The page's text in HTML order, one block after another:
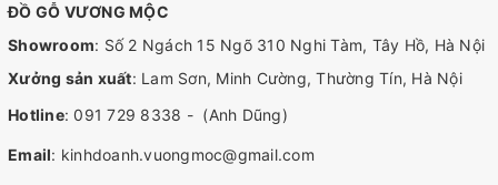
ĐỒ GỖ VƯƠNG MỘC
Showroom: Số 2 Ngách 15 Ngõ 310 Nghi Tàm, Tây Hồ, Hà Nội
Xưởng sản xuất: Lam Sơn, Minh Cường, Thường Tín, Hà Nội
Hotline:091 729 8338 - (Anh Dũng)
Email: kinhdoanh.vuongmoc@gmail.com